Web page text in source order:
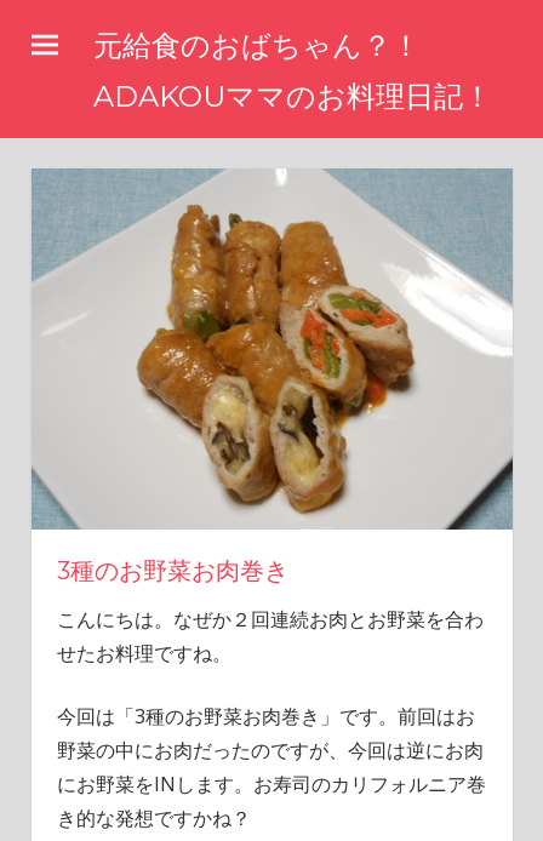
元給食のおばちゃん？！
ADAKOUママのお料理日記！
3種のお野菜お肉巻き
こんにちは。なぜか２回連続お肉とお野菜を合わ
せたお料理ですね。
今回は「3種のお野菜お肉巻き」です。前回はお
野菜の中にお肉だったのですが、今回は逆にお肉
にお野菜をINします。お寿司のカリフォルニア巻
き的な発想ですかね？